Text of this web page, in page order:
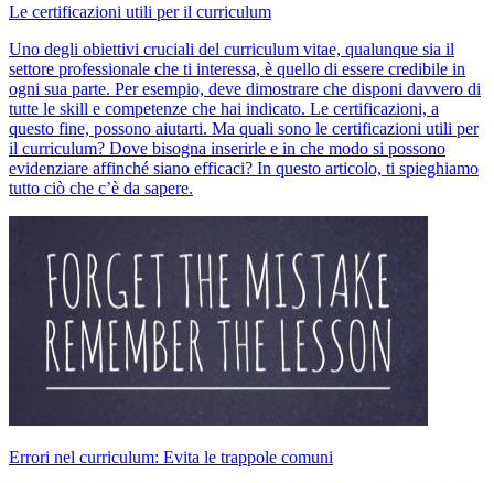
Le certificazioni utili per il curriculum
Uno degli obiettivi cruciali del curriculum vitae, qualunque sia il
settore professionale che ti interessa, è quello di essere credibile in
ogni sua parte. Per esempio, deve dimostrare che disponi davvero di
tutte le skill e competenze che hai indicato. Le certificazioni, a
questo fine, possono aiutarti. Ma quali sono le certificazioni utili per
il curriculum? Dove bisogna inserirle e in che modo si possono
evidenziare affinché siano efficaci? In questo articolo, ti spieghiamo
tutto ciò che c’è da sapere.
Errori nel curriculum: Evita le trappole comuni